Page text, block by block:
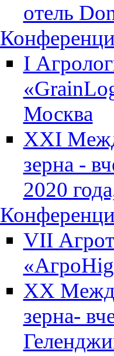
отель
I
Москва
XXI
зерна -
2020
VII
XX
зерна-